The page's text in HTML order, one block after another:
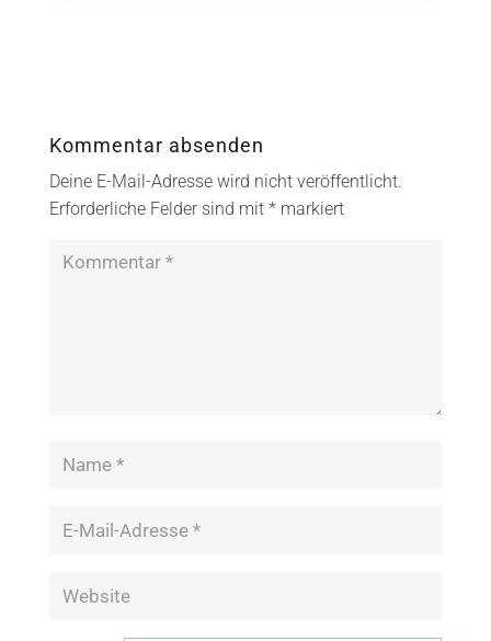
Kommentar absenden
Deine E-Mail-Adresse wird nicht veröffentlicht.
Erforderliche Felder sind mit *markiert